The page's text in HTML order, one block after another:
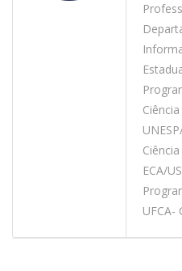
ECA/
UFCA-